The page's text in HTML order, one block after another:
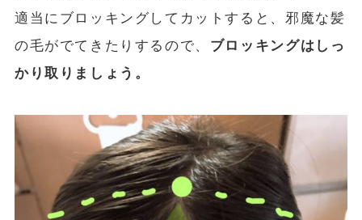
適当にブロッキングしてカットすると、邪魔な髪
の毛がでてきたりするので、 ブロッキングはしっ
かり取りましょう。